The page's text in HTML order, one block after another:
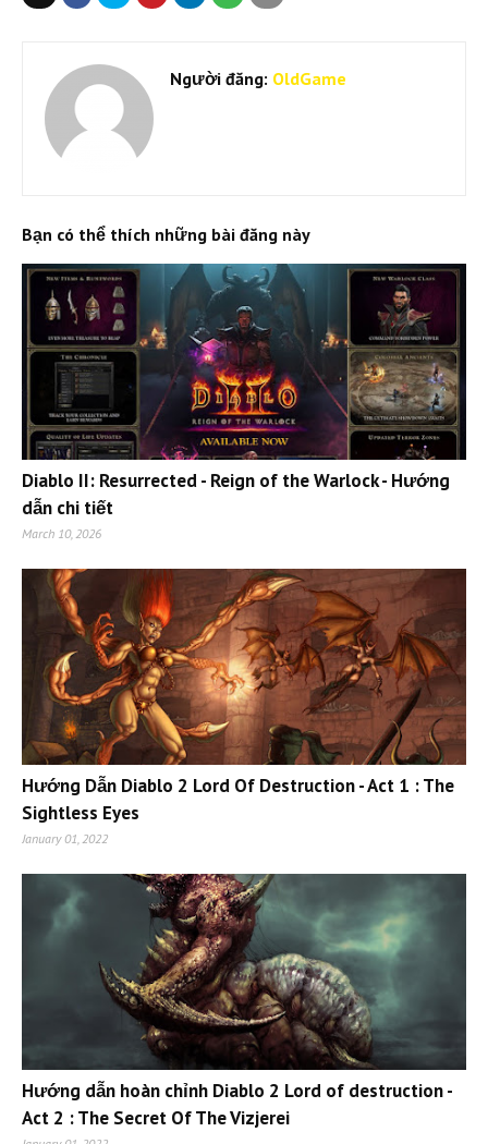
Người đăng: OldGame
Bạn có thể thích những bài đăng này
Diablo II: Resurrected - Reign of the Warlock - Hướng
dẫn chi tiết
March 10, 2026
Hướng Dẫn Diablo 2 Lord Of Destruction - Act 1 : The
Sightless Eyes
January 01, 2022
Hướng dẫn hoàn chỉnh Diablo 2 Lord of destruction -
Act 2 : The Secret Of The Vizjerei